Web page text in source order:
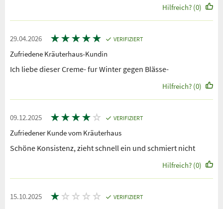
Hilfreich? (0)
29.04.2026 ★★★★★ VERIFIZIERT
Zufriedene Kräuterhaus-Kundin
Ich liebe dieser Creme- fur Winter gegen Blässe-
Hilfreich? (0)
09.12.2025 ★★★★ ☆ VERIFIZIERT
Zufriedener Kunde vom Kräuterhaus
Schöne Konsistenz, zieht schnell ein und schmiert nicht
Hilfreich? (0)
15.10.2025 ★ ☆ ☆ ☆ ☆ VERIFIZIERT